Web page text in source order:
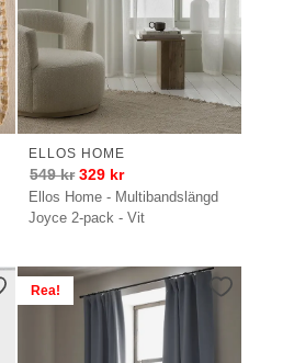
Ellos Home - Multibandslängd
Joyce 2-pack - Vit
ELLOS HOME
549kr 329 kr
Rea!